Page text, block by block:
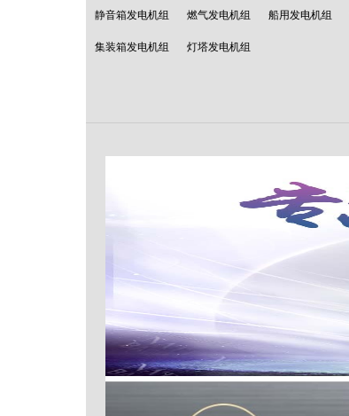
静音箱发电机组 燃气发电机组 船用发电机组
集装箱发电机组 灯塔发电机组